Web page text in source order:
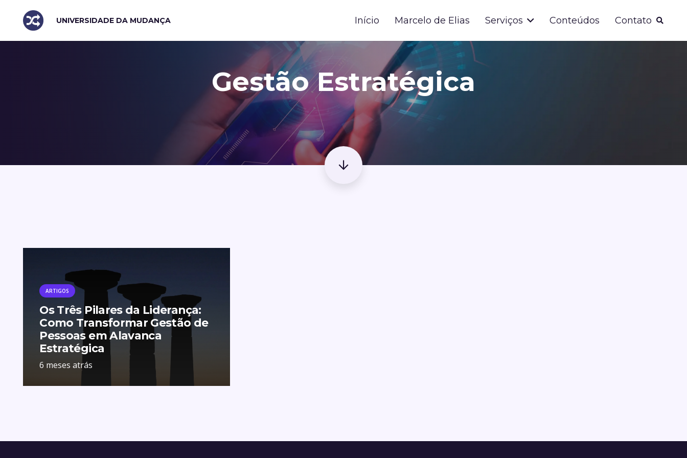
UNIVERSIDADE DA MUDANÇA Início Marcelo de Elias Serviços Conteúdos Contato
Gestão Estratégica
ARTIGOS
Os Três Pilares da Liderança:
Como Transformar Gestão de
Pessoas em Alavanca
Estratégica
6 meses atrás